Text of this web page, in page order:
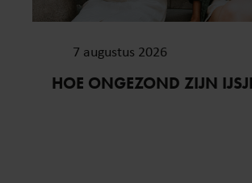
7 augustus 2026
HOE ONGEZOND ZIJN